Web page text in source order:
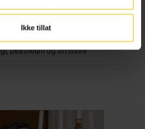
Ikke tillat
petroleum og offshore